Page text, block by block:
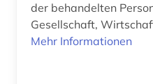
politik (3)
popmusik (2)
der behandelten
Gesellschaft,
Mehr Informationen